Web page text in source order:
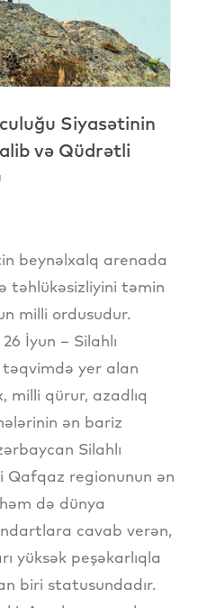
Siyasətinin
və Qüdrətli
beynəlxalq arenada
təhlükəsizliyini təmin
milli ordusudur.
İyun – Silahlı
təqvimdə yer alan
milli qürur, azadlıq
ən bariz
Silahlı
Qafqaz regionunun ən
də dünya
cavab verən,
yüksək peşəkarlıqla
biri statusundadır.